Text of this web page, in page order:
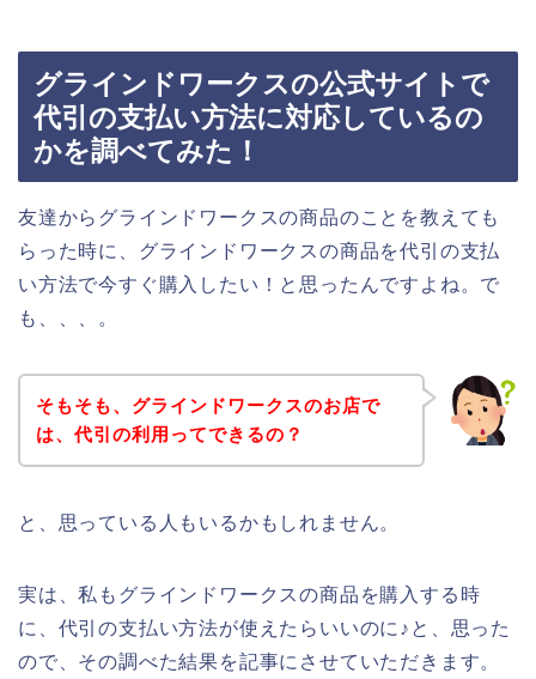
グラインドワークスの公式サイトで
代引の支払い方法に対応しているの
かを調べてみた！
友達からグラインドワークスの商品のことを教えても
らった時に、グラインドワークスの商品を代引の支払
い方法で今すぐ購入したい！と思ったんですよね。で
も、、、。
そもそも、グラインドワークスのお店で
は、代引の利用ってできるの？
と、思っている人もいるかもしれません。
実は、私もグラインドワークスの商品を購入する時
に、代引の支払い方法が使えたらいいのに♪と、思った
ので、その調べた結果を記事にさせていただきます。